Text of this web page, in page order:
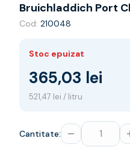
Franta
Spania
Australia
Germania
Noua Zeelanda
Prosecco
Bruichladdich Port
Cod: 210048
Stoc epuizat
365,03 lei
521,47 lei / litru
Cantitate: